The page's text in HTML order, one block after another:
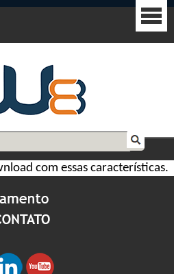
com essas características.